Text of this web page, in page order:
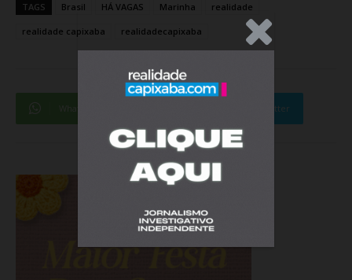
.Anúncio
TAGS Brasil HÁ VAGAS Marinha realidade
realidade capixaba realidadecapixaba
Twitter